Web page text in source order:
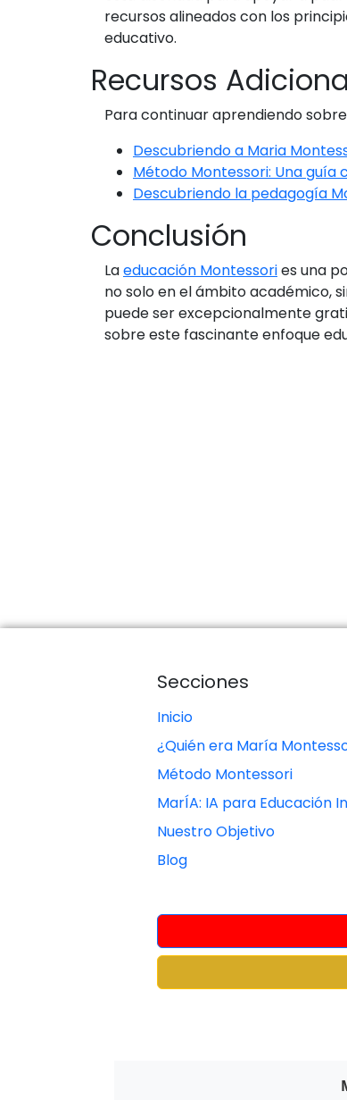
recursos alineados con los
educativo.
Recursos
Para continuar aprendiendo
Descubriendo a Maria
Método Montessori: Una
Descubriendo la pedagogía
Conclusión
Laeducación Montessories una
no solo en el ámbito académico,
puede ser excepcionalmente
sobre este fascinante enfoque
Secciones
Inicio
¿Quién era María
Método Montessori
MarÍA: IA para Educación
Nuestro Objetivo
Blog